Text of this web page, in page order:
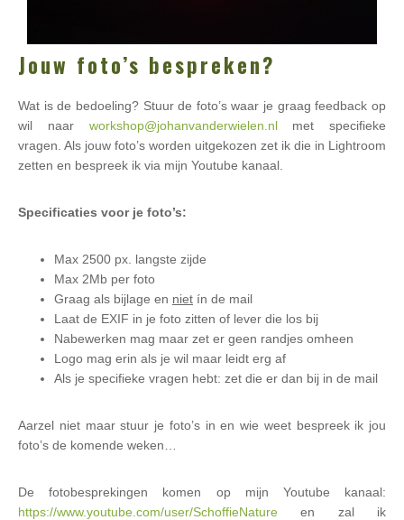
Jouw foto’s bespreken?
Wat is de bedoeling? Stuur de foto’s waar je graag feedback op
wil naar workshop@johanvanderwielen.nlmet specifieke
vragen. Als jouw foto’s worden uitgekozen zet ik die in Lightroom
zetten en bespreek ik via mijn Youtube kanaal.
Specificaties voor je foto’s:
Max 2500 px. langste zijde
Max 2Mb per foto
Graag als bijlage en niet ín de mail
Laat de EXIF in je foto zitten of lever die los bij
Nabewerken mag maar zet er geen randjes omheen
Logo mag erin als je wil maar leidt erg af
Als je specifieke vragen hebt: zet die er dan bij in de mail
Aarzel niet maar stuur je foto’s in en wie weet bespreek ik jou
foto’s de komende weken…
De fotobesprekingen komen op mijn Youtube kanaal:
https://www.youtube.com/user/SchoffieNature en zal ik